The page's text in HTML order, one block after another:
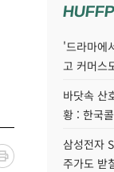
'드라마에
고 커머스
바닷속 산
황 : 한국
삼성전자
주가도 받